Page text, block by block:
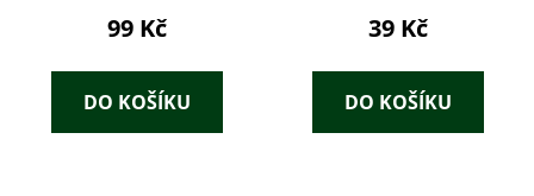
99 Kč
DO KOŠÍKU
39 Kč
DO KOŠÍKU